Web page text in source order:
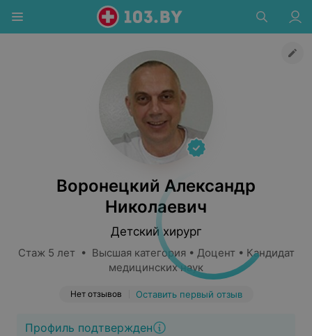
Воронецкий Александр
Николаевич
Детский хирург
Стаж 5 лет • Высшая категория • Доцент • Кандидат
медицинских наук
Нет отзывов Оставить первый отзыв
Профиль подтвержден